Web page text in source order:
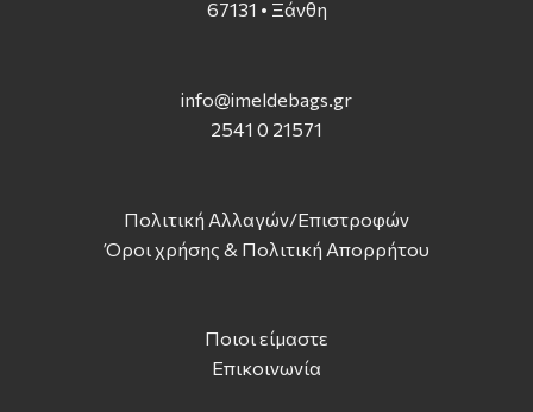
67131 • Ξάνθη
info@imeldebags.gr
2541 0 21571
Πολιτική Αλλαγών/Επιστροφών
Όροι χρήσης & Πολιτική Απορρήτου
Ποιοι είμαστε
Επικοινωνία